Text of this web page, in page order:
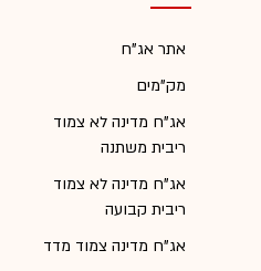
אתר אג"ח
מק"מים
אג"ח מדינה לא צמוד
ריבית משתנה
אג"ח מדינה לא צמוד
ריבית קבועה
אג"ח מדינה צמוד מדד